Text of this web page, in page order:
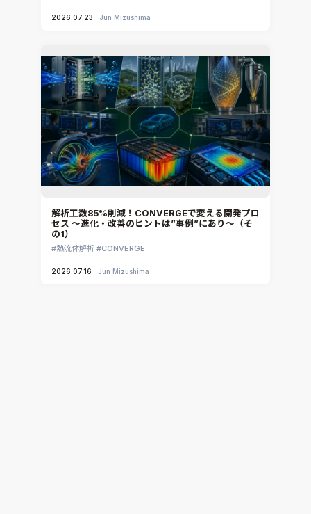
ennovaCFD
MpCCI
Ansys Granta MI
Ansys Granta Selector
2026.07.23 Jun Mizushima
解析工数85%削減！CONVERGEで変える開発プロ
セス ～進化・改善のヒントは”事例”にあり～（そ
の1）
熱流体解析 CONVERGE
2026.07.16 Jun Mizushima